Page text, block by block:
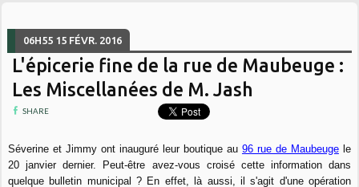
06H55 15 FÉVR. 2016
L'épicerie fine de la rue de Maubeuge :
Les Miscellanées de M. Jash
SHARE
Séverine et Jimmy ont inauguré leur boutique au 96 rue de Maubeugele
20 janvier dernier. Peut-être avez-vous croisé cette information dans
quelque bulletin municipal ? En effet, là aussi, il s'agit d'une opération